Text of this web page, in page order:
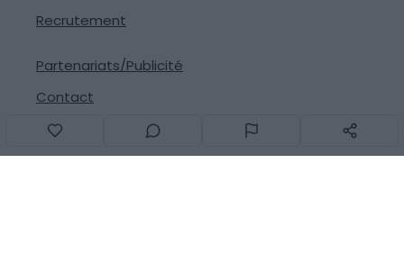
Recrutement
Partenariats/Publicité
Contact
Signaler une erreur